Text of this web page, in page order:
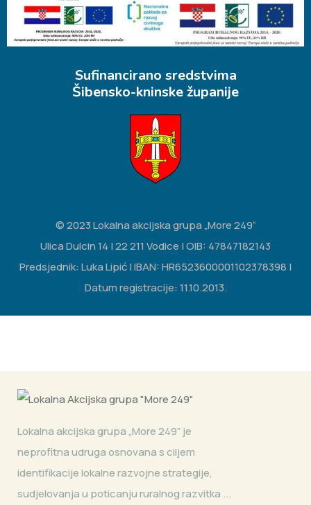
Sufinancirano sredstvima
Šibensko-kninske županije
© 2023 Lokalna akcijska grupa „More 249“
Ulica Dulcin 14 | 22 211 Vodice | OIB: 47847182143
Predsjednik: Luka Lipić | IBAN: HR6523600001102378398 |
Datum registracije: 11.10.2013.
Lokalna akcijska grupa „More 249” je
neprofitna udruga osnovana s ciljem
identifikacije lokalne razvojne strategije,
sudjelovanja u poticanju ruralnog razvitka ...